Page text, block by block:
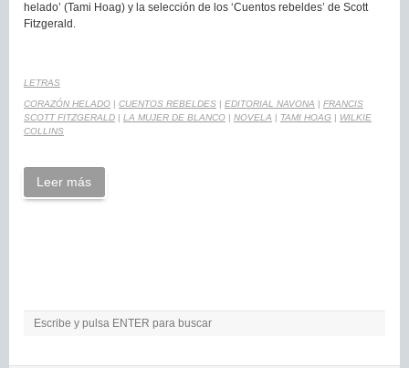
helado’ (Tami Hoag) y la selección de los ‘Cuentos rebeldes’ de Scott
Fitzgerald.
LETRAS
CORAZÓN HELADO | CUENTOS REBELDES | EDITORIAL NAVONA | FRANCIS
SCOTT FITZGERALD | LA MUJER DE BLANCO | NOVELA | TAMI HOAG | WILKIE
COLLINS
Leer más